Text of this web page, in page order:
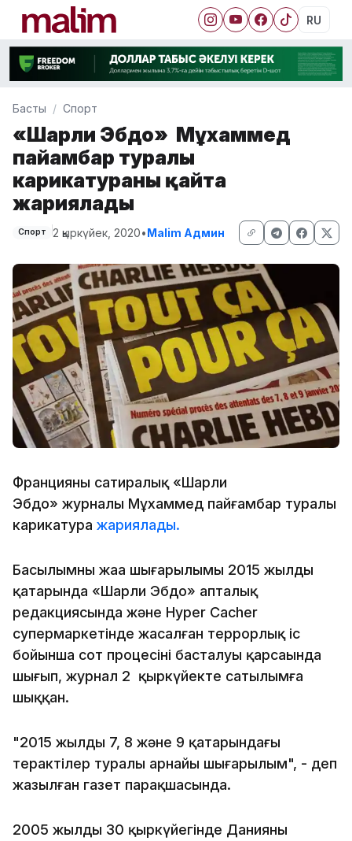
RU
Басты Спорт
«Шарли Эбдо» Мұхаммед
пайғамбар туралы
карикатураны қайта
жариялады
Спорт 2 қыркүйек, 2020•Malim Админ
Францияның сатиралық «Шарли
Эбдо» журналы Мұхаммед пайғамбар туралы
карикатура жариялады.
Басылымның жаңа шығарылымы 2015 жылдың
қаңтарында «Шарли Эбдо» апталық
редакциясында және Hyper Cacher
супермаркетінде жасалған террорлық іс
бойынша сот процесінің басталуы қарсаңында
шығып, журнал 2 қыркүйекте сатылымға
шыққан.
"2015 жылдың 7, 8 және 9 қаңтарындағы
терактілер туралы арнайы шығарылым", - деп
жазылған газет парақшасында.
2005 жылдың 30 қыркүйегінде Данияның